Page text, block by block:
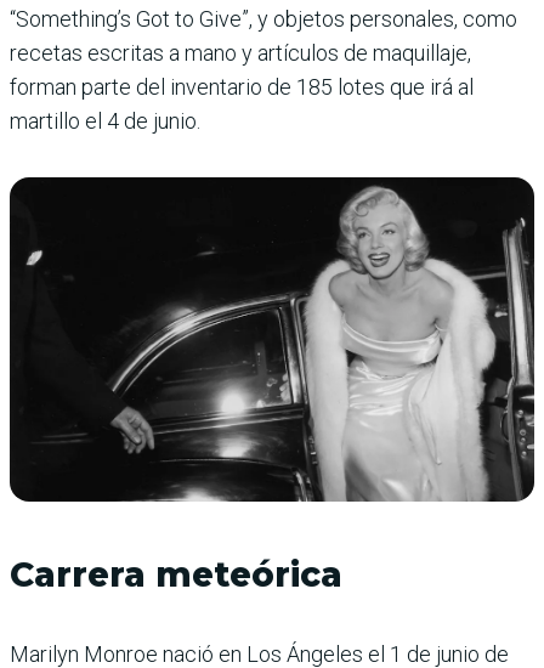
“Something’s Got to Give”, y objetos personales, como
recetas escritas a mano y artículos de maquillaje,
forman parte del inventario de 185 lotes que irá al
martillo el 4 de junio.
Carrera meteórica
Marilyn Monroe nació en Los Ángeles el 1 de junio de